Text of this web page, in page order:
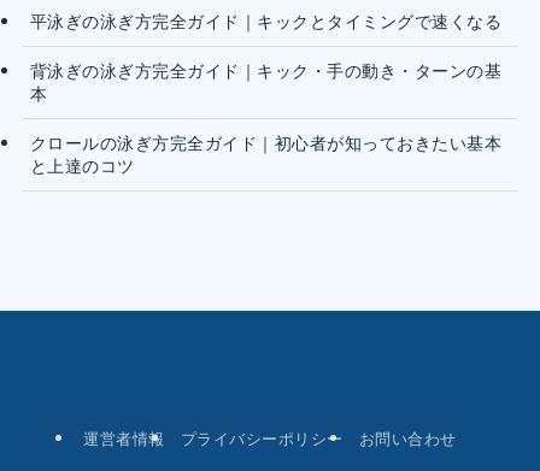
平泳ぎの泳ぎ方完全ガイド｜キックとタイミングで速くなる
背泳ぎの泳ぎ方完全ガイド｜キック・手の動き・ターンの基
本
クロールの泳ぎ方完全ガイド｜初心者が知っておきたい基本
と上達のコツ
運営者情報 プライバシーポリシー お問い合わせ